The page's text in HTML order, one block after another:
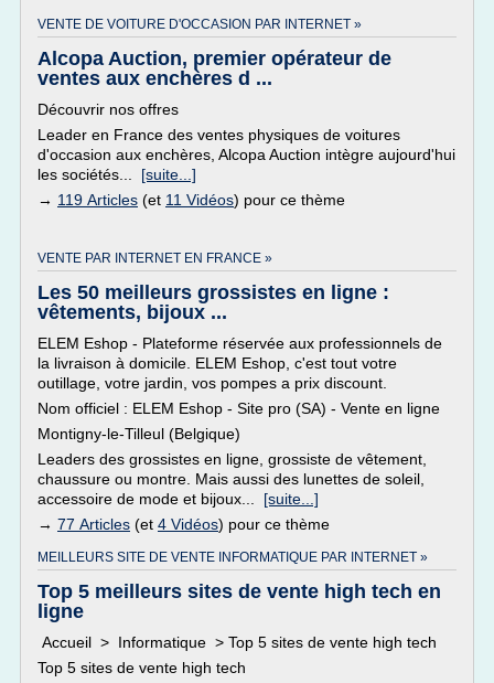
VENTE DE VOITURE D'OCCASION PAR INTERNET »
Alcopa Auction, premier opérateur de
ventes aux enchères d ...
Découvrir nos offres
Leader en France des ventes physiques de voitures
d'occasion aux enchères, Alcopa Auction intègre aujourd'hui
les sociétés... [suite...]
→ 119 Articles (et 11 Vidéos) pour ce thème
VENTE PAR INTERNET EN FRANCE »
Les 50 meilleurs grossistes en ligne :
vêtements, bijoux ...
ELEM Eshop - Plateforme réservée aux professionnels de
la livraison à domicile. ELEM Eshop, c'est tout votre
outillage, votre jardin, vos pompes a prix discount.
Nom officiel : ELEM Eshop - Site pro (SA) - Vente en ligne
Montigny-le-Tilleul (Belgique)
Leaders des grossistes en ligne, grossiste de vêtement,
chaussure ou montre. Mais aussi des lunettes de soleil,
accessoire de mode et bijoux... [suite...]
→ 77 Articles (et 4 Vidéos) pour ce thème
MEILLEURS SITE DE VENTE INFORMATIQUE PAR INTERNET »
Top 5 meilleurs sites de vente high tech en
ligne
Accueil > Informatique > Top 5 sites de vente high tech
Top 5 sites de vente high tech